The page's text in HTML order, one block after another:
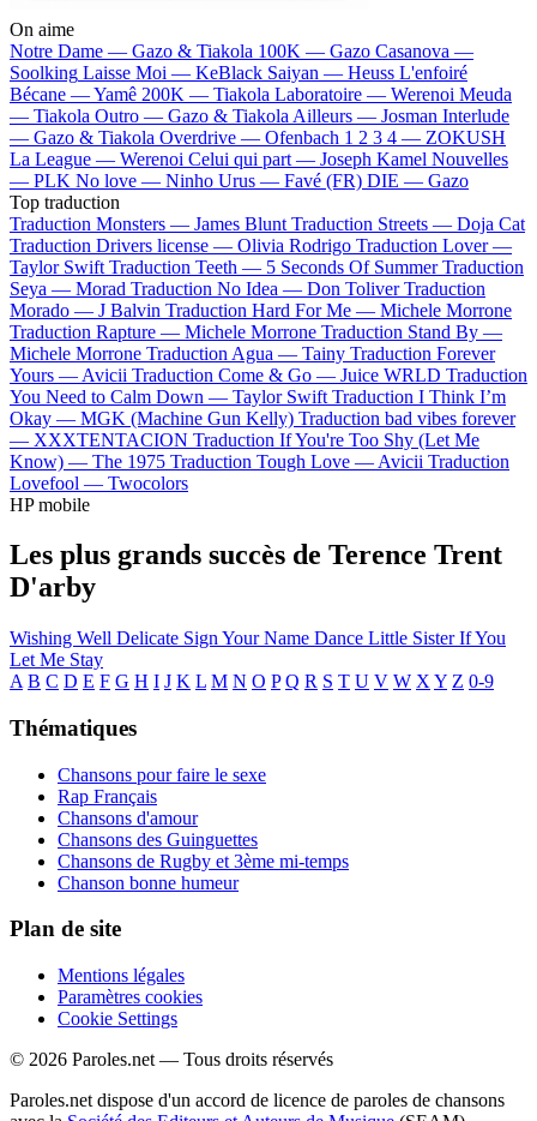
On aime
Notre Dame — Gazo & Tiakola 100K — Gazo Casanova —
Soolking Laisse Moi — KeBlack Saiyan — Heuss L'enfoiré
Bécane —Yamê 200K — Tiakola Laboratoire — Werenoi Meuda
— Tiakola Outro — Gazo & Tiakola Ailleurs — Josman Interlude
— Gazo & Tiakola Overdrive — Ofenbach 1 2 3 4 — ZOKUSH
La League — Werenoi Celui qui part — Joseph Kamel Nouvelles
— PLK No love — Ninho Urus — Favé (FR) DIE — Gazo
Top traduction
Traduction Monsters — James Blunt Traduction Streets — Doja Cat
Traduction Drivers license — Olivia Rodrigo Traduction Lover —
Taylor Swift Traduction Teeth — 5 Seconds Of Summer Traduction
Seya — Morad Traduction No Idea — Don Toliver Traduction
Morado — J Balvin Traduction Hard For Me — Michele Morrone
Traduction Rapture — Michele Morrone Traduction Stand By —
Michele Morrone Traduction Agua — Tainy Traduction Forever
Yours — Avicii Traduction Come & Go — Juice WRLD Traduction
You Need to Calm Down — Taylor Swift Traduction I Think I’m
Okay — MGK (Machine Gun Kelly) Traduction bad vibes forever
— XXXTENTACION Traduction If You're Too Shy (Let Me
Know) — The 1975 Traduction Tough Love — Avicii Traduction
Lovefool — Twocolors
HP mobile
Les plus grands succès de Terence Trent
D'arby
Wishing Well Delicate Sign Your Name Dance Little SisterIf You
Let Me Stay
A B C D E F G H I J K L M N O P Q R S T U V W X Y Z 0-9
Thématiques
Chansons pour faire le sexe
Rap Français
Chansons d'amour
Chansons des Guinguettes
Chansons de Rugby et 3ème mi-temps
Chanson bonne humeur
Plan de site
Mentions légales
Paramètres cookies
Cookie Settings
© 2026 Paroles.net — Tous droits réservés
Paroles.net dispose d'un accord de licence de paroles de chansons